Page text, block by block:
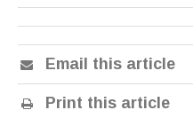
Email this article
Print this article